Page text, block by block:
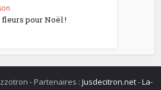
fleurs pour Noël !
- Partenaires : Jusdecitron.net-La-